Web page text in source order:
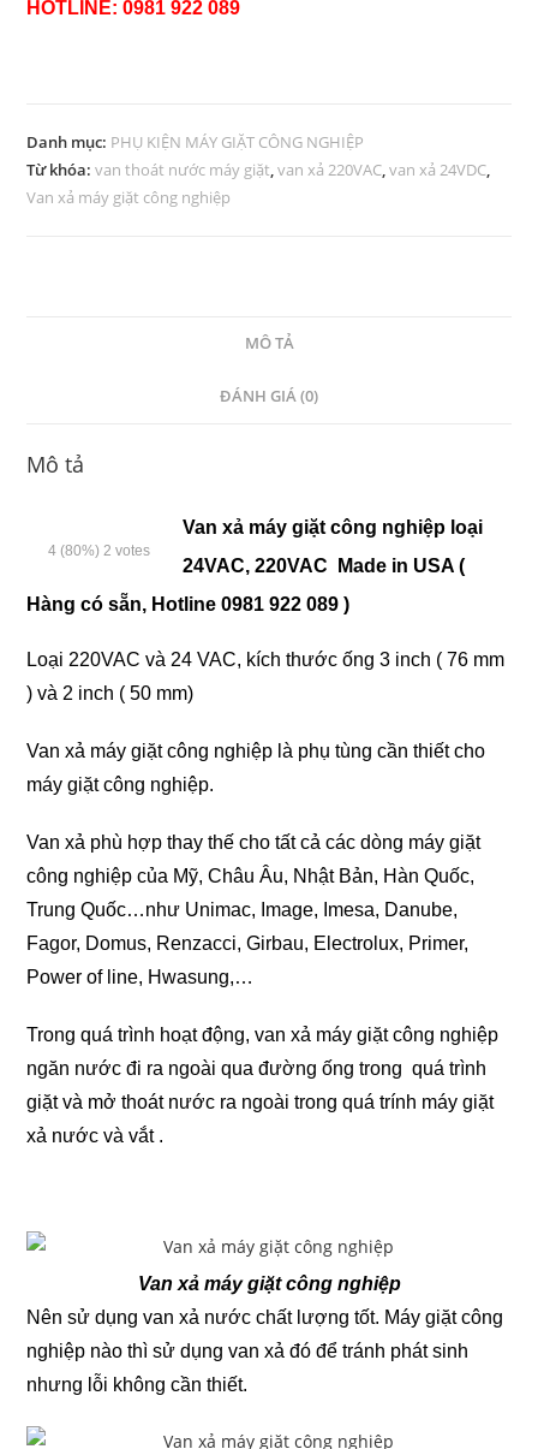
HOTLINE: 0981 922 089
Danh mục: PHỤ KIỆN MÁY GIẶT CÔNG NGHIỆP
Từ khóa:van thoát nước máy giặt,van xả 220VAC,van xả 24VDC,
Van xả máy giặt công nghiệp
MÔ TẢ
ĐÁNH GIÁ (0)
Mô tả
4(80%) 2 votes
Van xả máy giặt công nghiệp loại
24VAC, 220VAC Made in USA (
Hàng có sẵn, Hotline 0981 922 089 )
Loại 220VAC và 24 VAC, kích thước ống 3 inch ( 76 mm
) và 2 inch ( 50 mm)
Van xả máy giặt công nghiệp là phụ tùng cần thiết cho
máy giặt công nghiệp.
Van xả phù hợp thay thế cho tất cả các dòng máy giặt
công nghiệp của Mỹ, Châu Âu, Nhật Bản, Hàn Quốc,
Trung Quốc…như Unimac, Image, Imesa, Danube,
Fagor, Domus, Renzacci, Girbau, Electrolux, Primer,
Power of line, Hwasung,…
Trong quá trình hoạt động, van xả máy giặt công nghiệp
ngăn nước đi ra ngoài qua đường ống trong quá trình
giặt và mở thoát nước ra ngoài trong quá trính máy giặt
xả nước và vắt .
Van xả máy giặt công nghiệp
Nên sử dụng van xả nước chất lượng tốt. Máy giặt công
nghiệp nào thì sử dụng van xả đó để tránh phát sinh
nhưng lỗi không cần thiết.